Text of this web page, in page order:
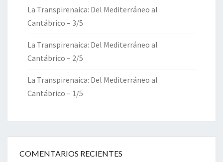
La Transpirenaica: Del Mediterráneo al
Cantábrico – 3/5
La Transpirenaica: Del Mediterráneo al
Cantábrico – 2/5
La Transpirenaica: Del Mediterráneo al
Cantábrico – 1/5
COMENTARIOS RECIENTES